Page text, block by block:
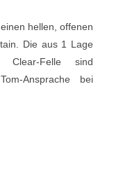
hellen, offenen
Die aus 1 Lage
Clear-Felle sind
Ansprache bei